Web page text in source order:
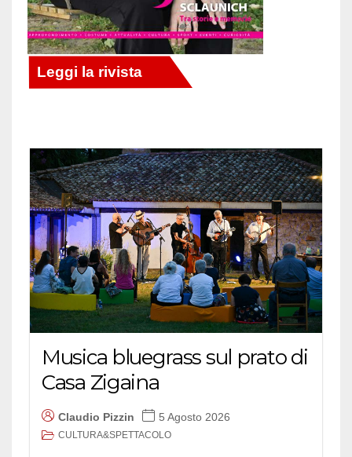
Musica bluegrass sul prato di
Casa Zigaina
Claudio Pizzin 5 Agosto 2026
CULTURA&SPETTACOLO